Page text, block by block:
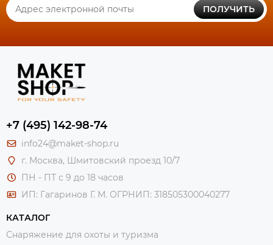
ПОЛУЧИТЬ
+7 (495) 142-98-74
info24@maket-shop.ru
г. Москва, Шмитовский проезд 10/7
ПН - ПТ с 9 до 18 часов
ИП: Гагаринов Г. М. ОГРНИП: 318505300040277
КАТАЛОГ
Снаряжение для охоты и туризма